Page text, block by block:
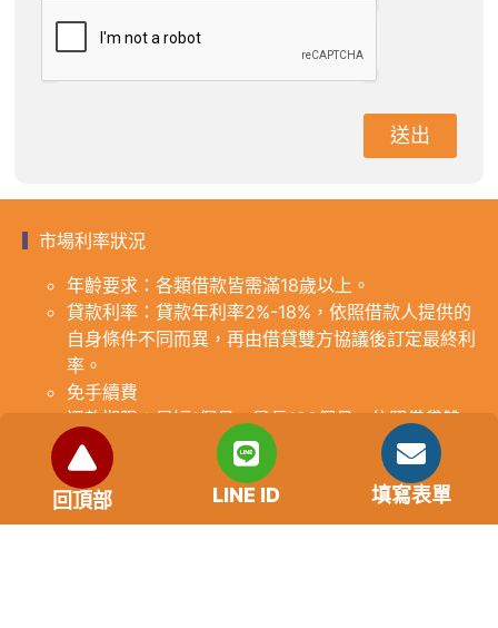
送出
市場利率狀況
年齡要求：各類借款皆需滿18歲以上。
貸款利率：貸款年利率2%-18%，依照借款人提供的
自身條件不同而異，再由借貸雙方協議後訂定最終利
率。
免手續費
還款期限：最短1個月，最長180個月，依照借貸雙
方協議而訂。
範例試算：小明急需現金10萬元，經多方比較利率
後選定金主，雙方簽定於36個月內須還清借款，年
利率12%計算，每月利息1000元，無須手續費。
回頂部 LINE ID 填寫表單